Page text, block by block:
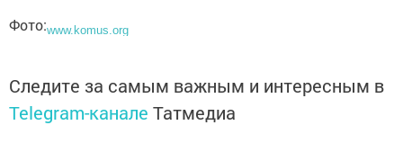
Фото:www.komus.org
Следите за самым важным и интересным в
Telegram-канале Татмедиа